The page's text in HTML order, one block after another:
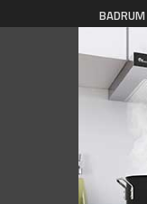
Hoppa till huvudinnehåll
BADRUM